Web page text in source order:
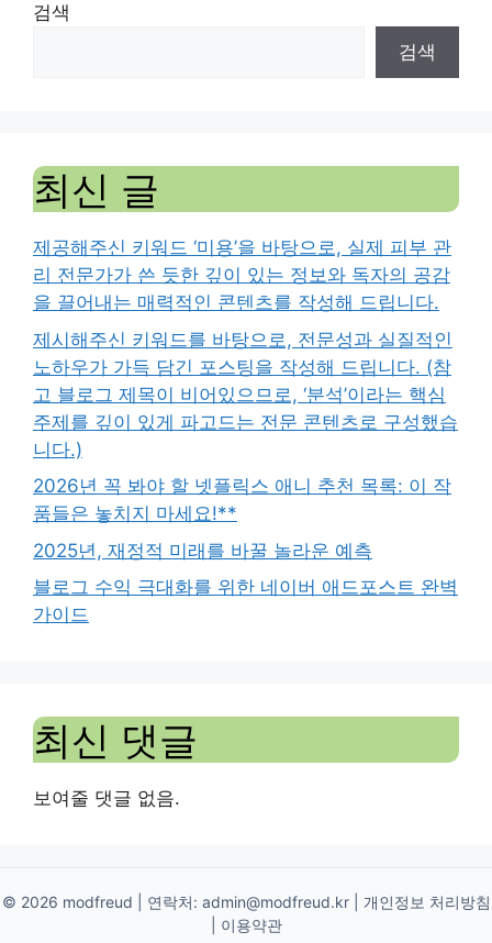
검색
검색
최신 글
제공해주신 키워드 ‘미용’을 바탕으로, 실제 피부 관
리 전문가가 쓴 듯한 깊이 있는 정보와 독자의 공감
을 끌어내는 매력적인 콘텐츠를 작성해 드립니다.
제시해주신 키워드를 바탕으로, 전문성과 실질적인
노하우가 가득 담긴 포스팅을 작성해 드립니다. (참
고 블로그 제목이 비어있으므로, ‘분석’이라는 핵심
주제를 깊이 있게 파고드는 전문 콘텐츠로 구성했습
니다.)
2026년 꼭 봐야 할 넷플릭스 애니 추천 목록: 이 작
품들은 놓치지 마세요!**
2025년, 재정적 미래를 바꿀 놀라운 예측
블로그 수익 극대화를 위한 네이버 애드포스트 완벽
가이드
최신 댓글
보여줄 댓글 없음.
© 2026 modfreud | 연락처: admin@modfreud.kr| 개인정보 처리방침
이용약관